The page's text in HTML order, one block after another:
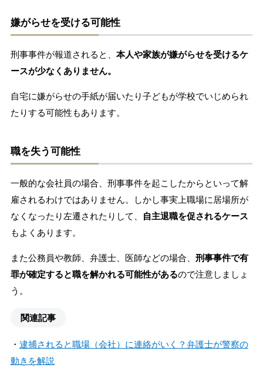
嫌がらせを受ける可能性
刑事事件が報道されると、 本人や家族が嫌がらせを受けるケ
ースが少なくありません。
自宅に嫌がらせの手紙が届いたり子どもが学校でいじめられ
たりする可能性もあります。
職を失う可能性
一般的な会社員の場合、刑事事件を起こしたからといって解
雇されるわけではありません。しかし事実上職場に居場所が
なくなったり左遷されたりして、
自主退職を促されるケース
もよくあります。
また公務員や教師、弁護士、医師などの場合、 刑事事件で有
罪が確定すると職を解かれる可能性があるので注意しましょ
う。
関連記事
・ 逮捕されると職場（会社）に連絡がいく？弁護士が警察の
動きを解説